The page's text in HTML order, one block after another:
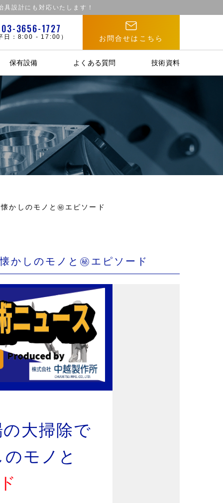
設計にも対応いたします！
03-3656-1727
日：8:00 - 17:00） お問合せはこちら
保有設備 よくある質問 技術資料
かしのモノと㊙エピソード
しのモノと㊙エピソード
大掃除で
モノと